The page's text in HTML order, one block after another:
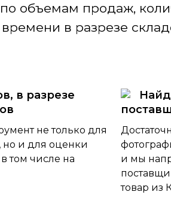
объемам продаж,
в разрезе
в разрезе
не только для
но и для оценки
том числе на
и мы
товар из